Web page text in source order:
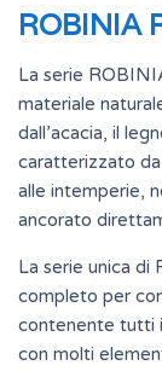
ROBINIA
La serie
materiale
dall’acacia, il
caratterizzato da
alle intemperie,
ancorato
La serie unica di
completo per
contenente tutti
con molti